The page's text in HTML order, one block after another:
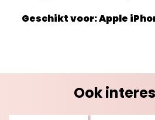
Geschikt voor: Apple
Ook